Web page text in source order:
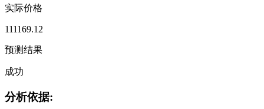
实际价格
111169.12
预测结果
成功
分析依据: